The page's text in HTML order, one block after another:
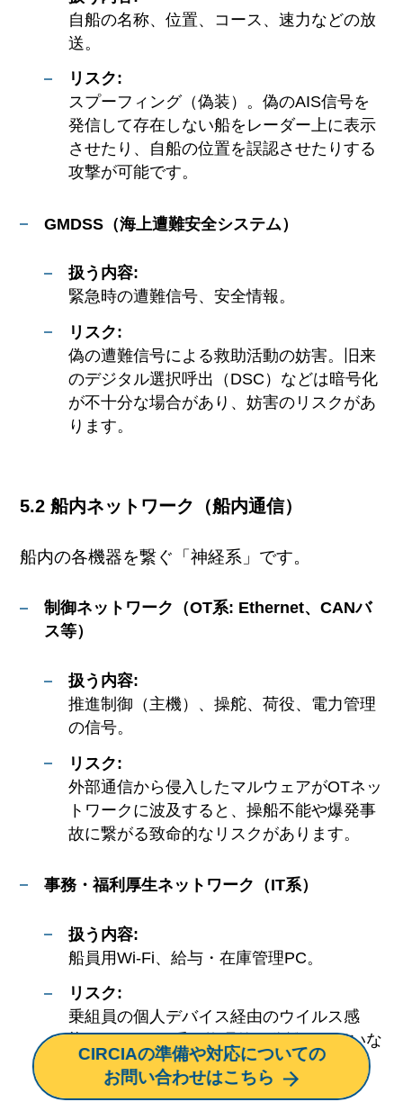
CIRCIAの準備や対応についての
お問い合わせはこちら
自船の名称、位置、コース、速力などの放
送。
リスク:
スプーフィング（偽装）。偽のAIS信号を
発信して存在しない船をレーダー上に表示
させたり、自船の位置を誤認させたりする
攻撃が可能です。
GMDSS（海上遭難安全システム）
扱う内容:
緊急時の遭難信号、安全情報。
リスク:
偽の遭難信号による救助活動の妨害。旧来
のデジタル選択呼出（DSC）などは暗号化
が不十分な場合があり、妨害のリスクがあ
ります。
5.2 船内ネットワーク（船内通信）
船内の各機器を繋ぐ「神経系」です。
制御ネットワーク（OT系: Ethernet、CANバ
ス等）
扱う内容:
推進制御（主機）、操舵、荷役、電力管理
の信号。
リスク:
外部通信から侵入したマルウェアがOTネッ
トワークに波及すると、操船不能や爆発事
故に繋がる致命的なリスクがあります。
事務・福利厚生ネットワーク（IT系）
扱う内容:
船員用Wi-Fi、給与・在庫管理PC。
リスク:
乗組員の個人デバイス経由のウイルス感
染。ここがOT系と物理的に分離されていな
い場合、攻撃の踏み台になります。